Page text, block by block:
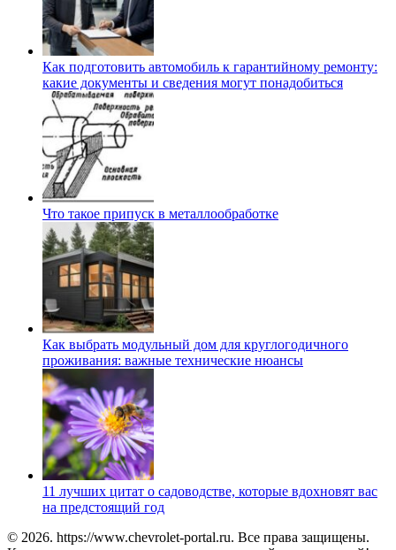
Как подготовить автомобиль к гарантийному ремонту:
какие документы и сведения могут понадобиться
Что такое припуск в металлообработке
Как выбрать модульный дом для круглогодичного
проживания: важные технические нюансы
11 лучших цитат о садоводстве, которые вдохновят вас
на предстоящий год
© 2026. https://www.chevrolet-portal.ru. Все права защищены.